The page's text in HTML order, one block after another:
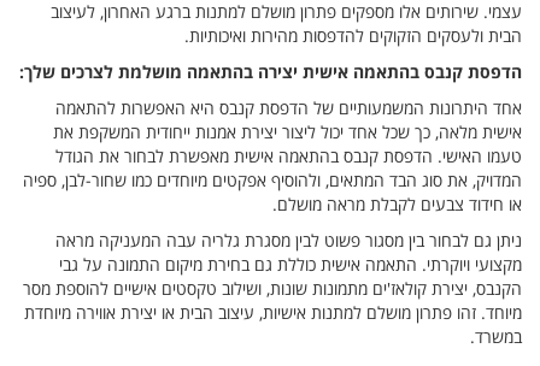
עצמי. שירותים אלו מספקים פתרון מושלם למתנות ברגע האחרון, לעיצוב
הבית ולעסקים הזקוקים להדפסות מהירות ואיכותיות.
הדפסת קנבס בהתאמה אישית יצירה בהתאמה מושלמת לצרכים שלך:
אחד היתרונות המשמעותיים של הדפסת קנבס היא האפשרות להתאמה
אישית מלאה, כך שכל אחד יכול ליצור יצירת אמנות ייחודית המשקפת את
טעמו האישי. הדפסת קנבס בהתאמה אישית מאפשרת לבחור את הגודל
המדויק, את סוג הבד המתאים, ולהוסיף אפקטים מיוחדים כמו שחור-לבן, ספיה
או חידוד צבעים לקבלת מראה מושלם.
ניתן גם לבחור בין מסגור פשוט לבין מסגרת גלריה עבה המעניקה מראה
מקצועי ויוקרתי. התאמה אישית כוללת גם בחירת מיקום התמונה על גבי
הקנבס, יצירת קולאז'ים מתמונות שונות, ושילוב טקסטים אישיים להוספת מסר
מיוחד. זהו פתרון מושלם למתנות אישיות, עיצוב הבית או יצירת אווירה מיוחדת
במשרד.